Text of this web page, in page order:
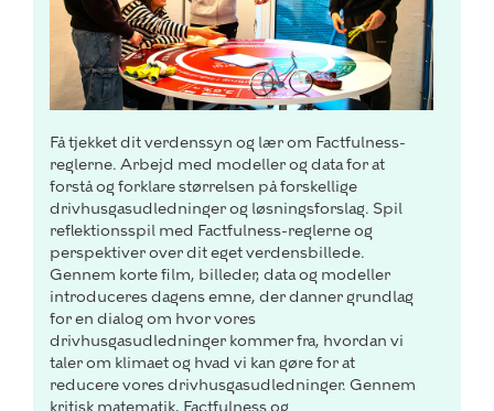
Få tjekket dit verdenssyn og lær om Factfulness-
reglerne. Arbejd med modeller og data for at
forstå og forklare størrelsen på forskellige
drivhusgasudledninger og løsningsforslag. Spil
reflektionsspil med Factfulness-reglerne og
perspektiver over dit eget verdensbillede.
Gennem korte film, billeder, data og modeller
introduceres dagens emne, der danner grundlag
for en dialog om hvor vores
drivhusgasudledninger kommer fra, hvordan vi
taler om klimaet og hvad vi kan gøre for at
reducere vores drivhusgasudledninger. Gennem
kritisk matematik, Factfulness og